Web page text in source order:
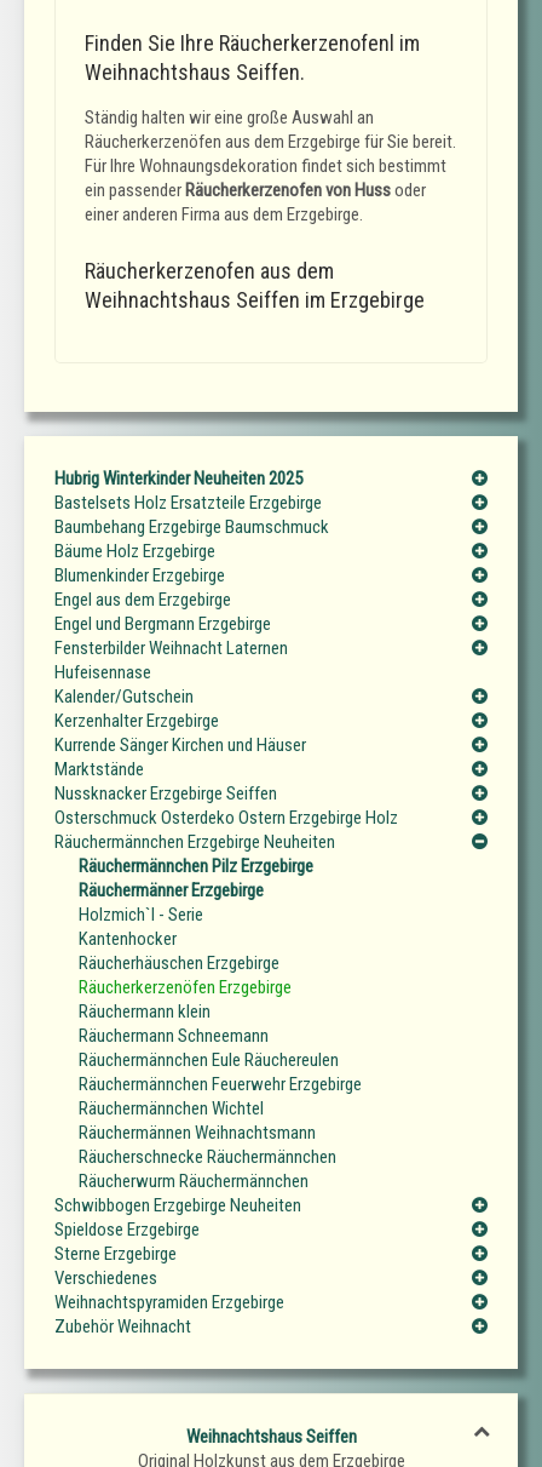
Finden Sie Ihre Räucherkerzenofenl im
Weihnachtshaus Seiffen.
Ständig halten wir eine große Auswahl an
Räucherkerzenöfen aus dem Erzgebirge für Sie bereit.
Für Ihre Wohnaungsdekoration findet sich bestimmt
ein passender Räucherkerzenofen von Hussoder
einer anderen Firma aus dem Erzgebirge.
Räucherkerzenofen aus dem
Weihnachtshaus Seiffen im Erzgebirge
Hubrig Winterkinder Neuheiten 2025
Bastelsets Holz Ersatzteile Erzgebirge
Baumbehang Erzgebirge Baumschmuck
Bäume Holz Erzgebirge
Blumenkinder Erzgebirge
Engel aus dem Erzgebirge
Engel und Bergmann Erzgebirge
Fensterbilder Weihnacht Laternen
Hufeisennase
Kalender/Gutschein
Kerzenhalter Erzgebirge
Kurrende Sänger Kirchen und Häuser
Marktstände
Nussknacker Erzgebirge Seiffen
Osterschmuck Osterdeko Ostern Erzgebirge Holz
Räuchermännchen Erzgebirge Neuheiten
Räuchermännchen Pilz Erzgebirge
Räuchermänner Erzgebirge
Holzmich`l - Serie
Kantenhocker
Räucherhäuschen Erzgebirge
Räucherkerzenöfen Erzgebirge
Räuchermann klein
Räuchermann Schneemann
Räuchermännchen Eule Räuchereulen
Räuchermännchen Feuerwehr Erzgebirge
Räuchermännchen Wichtel
Räuchermännen Weihnachtsmann
Räucherschnecke Räuchermännchen
Räucherwurm Räuchermännchen
Schwibbogen Erzgebirge Neuheiten
Spieldose Erzgebirge
Sterne Erzgebirge
Verschiedenes
Weihnachtspyramiden Erzgebirge
Zubehör Weihnacht
Weihnachtshaus Seiffen
Original Holzkunst aus dem Erzgebirge